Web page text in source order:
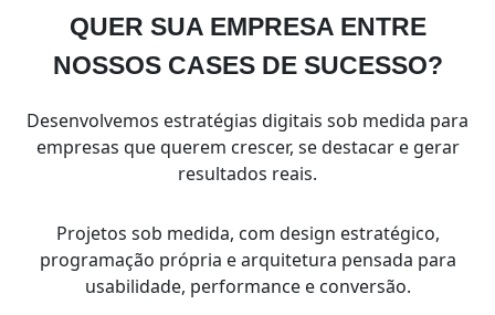
QUER SUA EMPRESA ENTRE
NOSSOS CASES DE SUCESSO?
Desenvolvemos estratégias digitais sob medida para
empresas que querem crescer, se destacar e gerar
resultados reais.
Projetos sob medida, com design estratégico,
programação própria e arquitetura pensada para
usabilidade, performance e conversão.